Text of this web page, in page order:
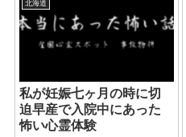
噂のある土地を調べては、仕事
のお休みを利用して現地に...
北海道
私が妊娠七ヶ月の時に切
迫早産で入院中にあった
怖い心霊体験